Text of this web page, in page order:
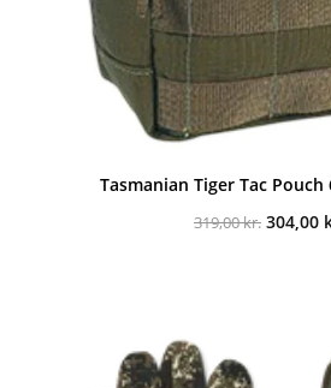
Tasmanian Tiger Tac
319,00kr. Den
304,00